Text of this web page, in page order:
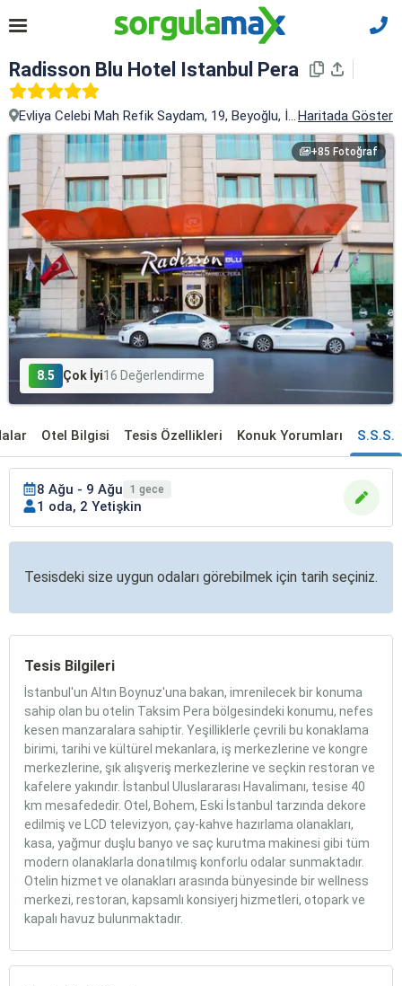
Radisson Blu Hotel Istanbul Pera
Evliya Celebi Mah Refik Saydam, 19, Beyoğlu, İstanbulHaritada Göster
8.5 Çok İyi16 Değerlendirme
+85 Fotoğraf
Otel Bilgisi Tesis Özellikleri Konuk Yorumları S.S.S.
8 Ağu - 9 Ağu 1 gece
1 oda, 2 Yetişkin
Tesisdeki size uygun odaları görebilmek için tarih seçiniz.
Tesis Bilgileri
İstanbul'un Altın Boynuz'una bakan, imrenilecek bir konuma
sahip olan bu otelin Taksim Pera bölgesindeki konumu, nefes
kesen manzaralara sahiptir. Yeşilliklerle çevrili bu konaklama
birimi, tarihi ve kültürel mekanlara, iş merkezlerine ve kongre
merkezlerine, şık alışveriş merkezlerine ve seçkin restoran ve
kafelere yakındır. İstanbul Uluslararası Havalimanı, tesise 40
km mesafededir. Otel, Bohem, Eski İstanbul tarzında dekore
edilmiş ve LCD televizyon, çay-kahve hazırlama olanakları,
kasa, yağmur duşlu banyo ve saç kurutma makinesi gibi tüm
modern olanaklarla donatılmış konforlu odalar sunmaktadır.
Otelin hizmet ve olanakları arasında bünyesinde bir wellness
merkezi, restoran, kapsamlı konsiyerj hizmetleri, otopark ve
kapalı havuz bulunmaktadır.